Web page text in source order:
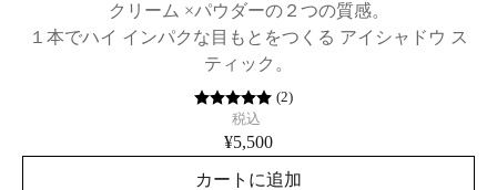
クリーム ×パウダーの２つの質感。
１本でハイ インパクな目もとをつくる アイシャドウ ス
ティック。
(2)
税込
¥5,500
カートに追加